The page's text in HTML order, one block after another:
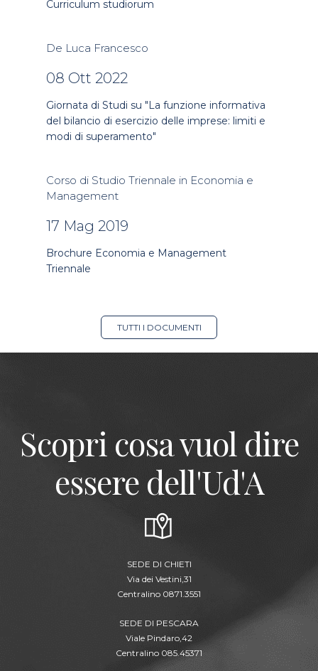
Curriculum studiorum
De Luca Francesco
08 Ott 2022
Giornata di Studi su "La funzione informativa
del bilancio di esercizio delle imprese: limiti e
modi di superamento"
Corso di Studio Triennale in Economia e
Management
17 Mag 2019
Brochure Economia e Management
Triennale
TUTTI I DOCUMENTI
Scopri cosa vuol dire
essere dell'Ud'A
SEDE DI CHIETI
Via dei Vestini,31
Centralino 0871.3551
SEDE DI PESCARA
Viale Pindaro,42
Centralino 085.45371